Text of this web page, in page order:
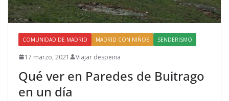
COMUNIDAD DE MADRID MADRID CON NIÑOS SENDERISMO
17 marzo, 2021 Viajar despeina
Qué ver en Paredes de Buitrago
en un día